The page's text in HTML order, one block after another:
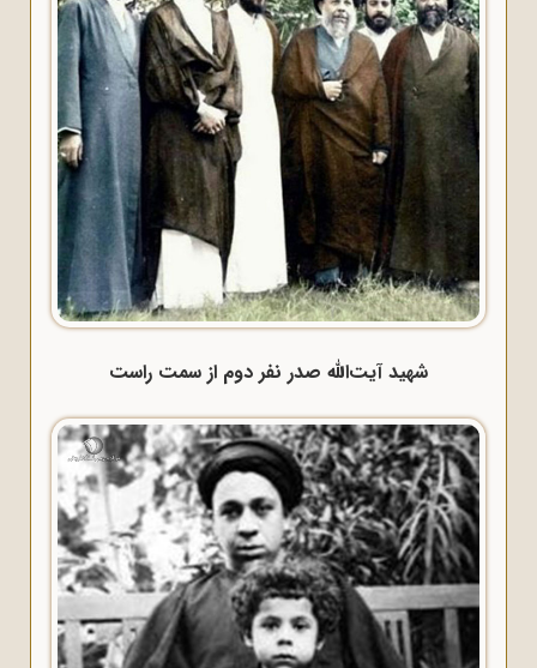
شهید آیت‌الله صدر نفر دوم از سمت راست